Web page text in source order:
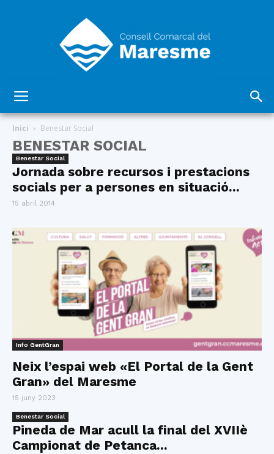
Maresme
Inici Benestar Social
BENESTAR SOCIAL
Benestar Social
Jornada sobre recursos i prestacions
socials per a persones en situació...
15 abril 2014
Info GentGran
Neix l’espai web «El Portal de la Gent
Gran» del Maresme
15 juny 2023
Benestar Social
Pineda de Mar acull la final del XVIIè
Campionat de Petanca...